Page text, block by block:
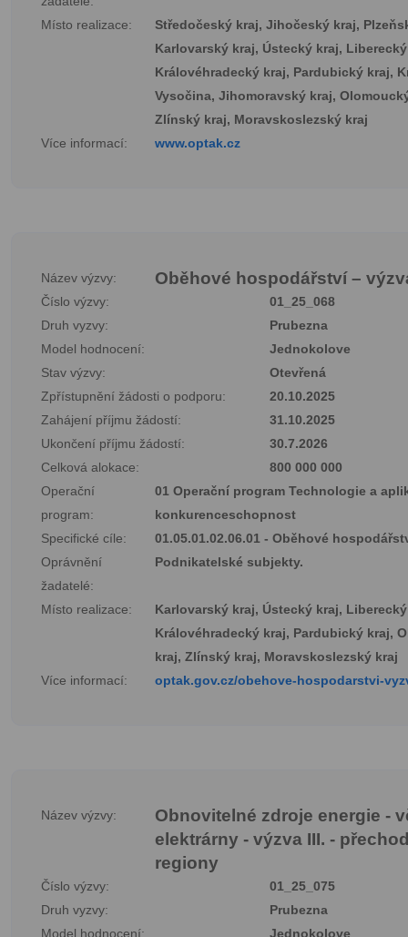
Místo realizace:
Středočeský kraj, Jihočeský kraj,
Karlovarský kraj, Ústecký kraj,
Královéhradecký kraj, Pardubický kraj,
Vysočina, Jihomoravský kraj,
Zlínský kraj, Moravskoslezský kraj
Více informací:
www.optak.cz
Název výzvy: Oběhové hospodářství –
Číslo výzvy:
01_25_068
Druh vyzvy:
Prubezna
Model hodnocení:
Jednokolove
Stav výzvy:
Otevřená
Zpřístupnění žádosti o podporu:
20.10.2025
Zahájení příjmu žádostí:
31.10.2025
Ukončení příjmu žádostí:
30.7.2026
Celková alokace:
800 000 000
Operační
program:
01 Operační program Technologie a
konkurenceschopnost
Specifické cíle:
01.05.01.02.06.01 - Oběhové
Oprávnění
žadatelé:
Podnikatelské subjekty.
Místo realizace:
Karlovarský kraj, Ústecký kraj,
Královéhradecký kraj, Pardubický kraj,
kraj, Zlínský kraj, Moravskoslezský kraj
Více informací:
optak.gov.cz/obehove-hospodarstvi-
Název výzvy:
Obnovitelné zdroje energie -
elektrárny - výzva III. -
regiony
Číslo výzvy:
01_25_075
Druh vyzvy:
Prubezna
Model hodnocení:
Jednokolove